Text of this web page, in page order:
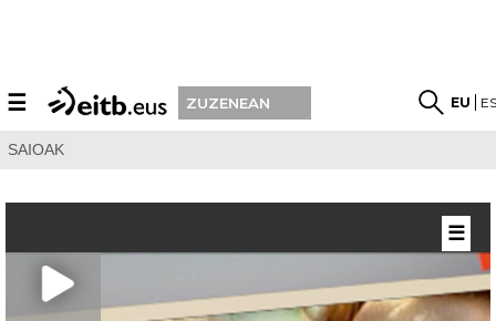
☰ ZUZENEAN EU
SAIOAK
☰